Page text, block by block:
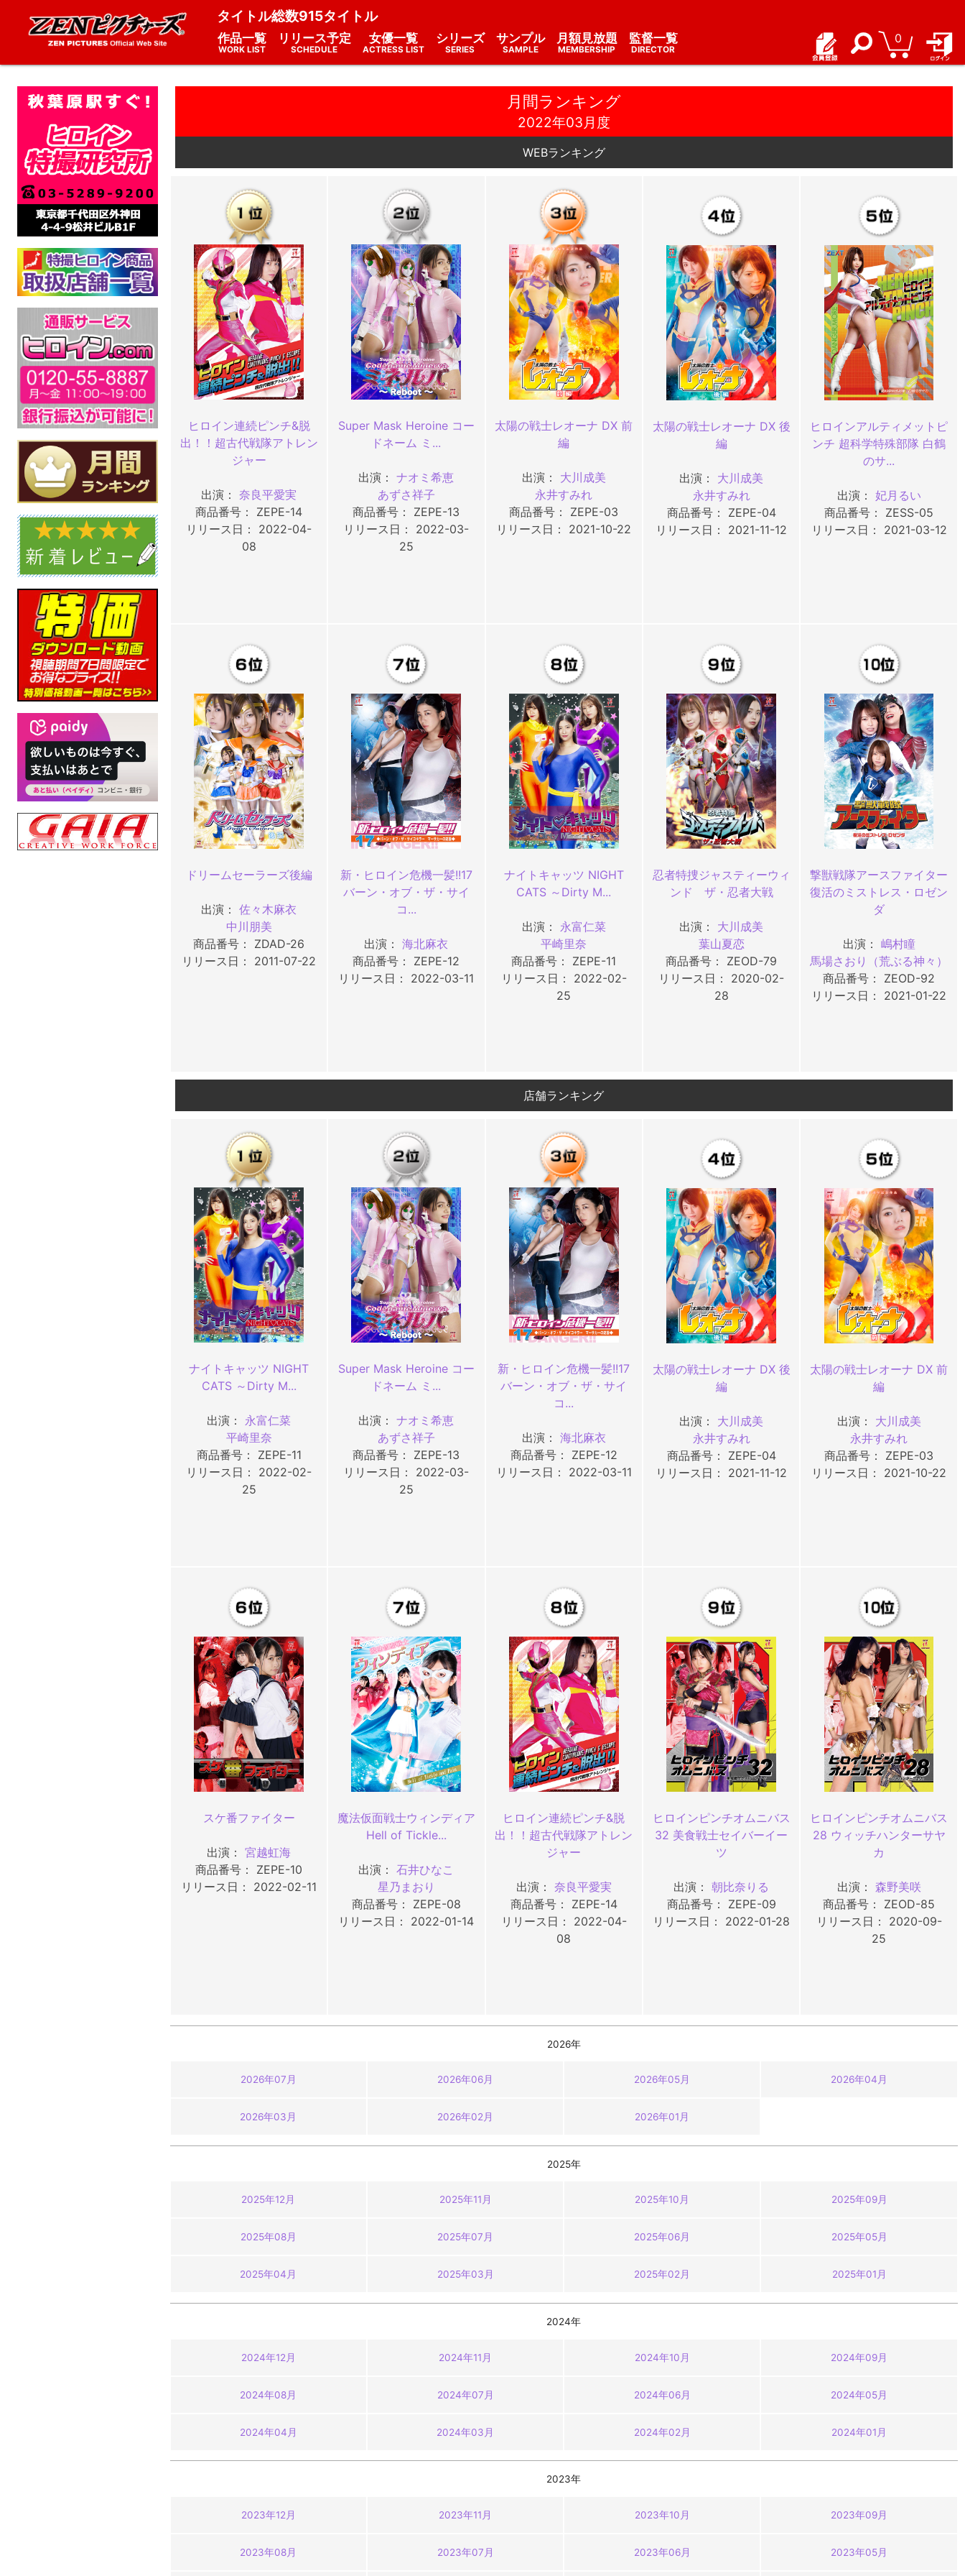
タイトル総数915タイトル
作品一覧
WORK LIST
リリース予定
SCHEDULE
女優一覧
ACTRESS LIST
シリーズ
SERIES
サンプル
SAMPLE
月額見放題
MEMBERSHIP
監督一覧
DIRECTOR
0
月間ランキング
2022年03月度
WEBランキング
ヒロイン連続ピンチ&脱
出！！超古代戦隊アトレン
ジャー
出演： 奈良平愛実
商品番号： ZEPE-14
リリース日： 2022-04-
08
Super Mask Heroine コー
ドネーム ミ...
出演：ナオミ希恵
あずさ祥子
商品番号： ZEPE-13
リリース日： 2022-03-
25
太陽の戦士レオーナ DX 前
編
出演： 大川成美
永井すみれ
商品番号： ZEPE-03
リリース日： 2021-10-22
太陽の戦士レオーナ DX 後
編
出演： 大川成美
永井すみれ
商品番号： ZEPE-04
リリース日： 2021-11-12
ヒロインアルティメットピ
ンチ 超科学特殊部隊 白鶴
のサ...
出演： 妃月るい
商品番号： ZESS-05
リリース日： 2021-03-12
ドリームセーラーズ後編
出演： 佐々木麻衣
中川朋美
商品番号： ZDAD-26
リリース日： 2011-07-22
新・ヒロイン危機一髪!!17
バーン・オブ・ザ・サイ
コ...
出演：海北麻衣
商品番号： ZEPE-12
リリース日： 2022-03-11
ナイトキャッツ NIGHT
CATS ～Dirty M...
出演： 永富仁菜
平崎里奈
商品番号： ZEPE-11
リリース日： 2022-02-
25
忍者特捜ジャスティーウィ
ンド ザ・忍者大戦
出演： 大川成美
葉山夏恋
商品番号： ZEOD-79
リリース日： 2020-02-
28
撃獣戦隊アースファイター
復活のミストレス・ロゼン
ダ
出演： 嶋村瞳
馬場さおり（荒ぶる神々）
商品番号： ZEOD-92
リリース日： 2021-01-22
店舗ランキング
ナイトキャッツ NIGHT
CATS ～Dirty M...
出演： 永富仁菜
平崎里奈
商品番号： ZEPE-11
リリース日： 2022-02-
25
Super Mask Heroine コー
ドネーム ミ...
出演：ナオミ希恵
あずさ祥子
商品番号： ZEPE-13
リリース日： 2022-03-
25
新・ヒロイン危機一髪!!17
バーン・オブ・ザ・サイ
コ...
出演： 海北麻衣
商品番号： ZEPE-12
リリース日： 2022-03-11
太陽の戦士レオーナ DX 後
編
出演： 大川成美
永井すみれ
商品番号： ZEPE-04
リリース日： 2021-11-12
太陽の戦士レオーナ DX 前
編
出演： 大川成美
永井すみれ
商品番号： ZEPE-03
リリース日： 2021-10-22
スケ番ファイター
出演： 宮越虹海
商品番号： ZEPE-10
リリース日： 2022-02-11
魔法仮面戦士ウィンディア
Hell of Tickle...
出演：石井ひなこ
星乃まおり
商品番号： ZEPE-08
リリース日： 2022-01-14
ヒロイン連続ピンチ&脱
出！！超古代戦隊アトレン
ジャー
出演： 奈良平愛実
商品番号： ZEPE-14
リリース日： 2022-04-
08
ヒロインピンチオムニバス
32 美食戦士セイバーイー
ツ
出演：朝比奈りる
商品番号： ZEPE-09
リリース日： 2022-01-28
ヒロインピンチオムニバス
28 ウィッチハンターサヤ
カ
出演： 森野美咲
商品番号： ZEOD-85
リリース日： 2020-09-
25
2026年
2026年07月 2026年06月 2026年05月 2026年04月
2026年03月 2026年02月 2026年01月
2025年
2025年12月 2025年11月 2025年10月 2025年09月
2025年08月 2025年07月 2025年06月 2025年05月
2025年04月 2025年03月 2025年02月 2025年01月
2024年
2024年12月 2024年11月 2024年10月 2024年09月
2024年08月 2024年07月 2024年06月 2024年05月
2024年04月 2024年03月 2024年02月 2024年01月
2023年
2023年12月 2023年11月 2023年10月 2023年09月
2023年08月 2023年07月 2023年06月 2023年05月